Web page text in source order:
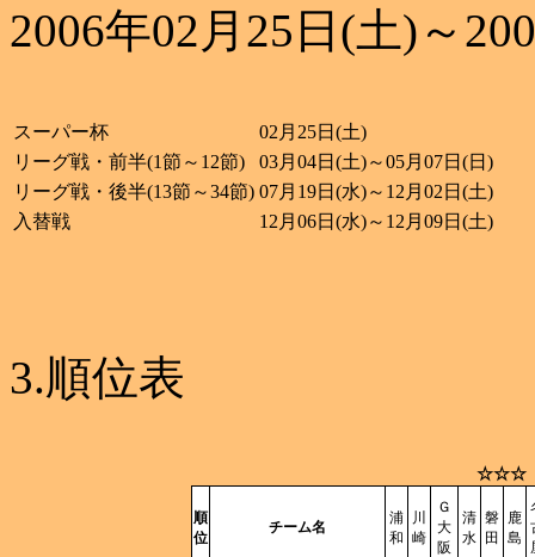
2006年02月25日(土)～
スーパー杯
02月25日(土)
リーグ戦・前半(1節～12節)
03月04日(土)～05月07日(日)
リーグ戦・後半(13節～34節) 07月19日(水)～12月02日(土)
入替戦
12月06日(水)～12月09日(土)
3.順位表
☆☆☆
順
位
チーム名
浦
和
川
崎
Ｇ
大
阪
清
水
磐
田
鹿
島